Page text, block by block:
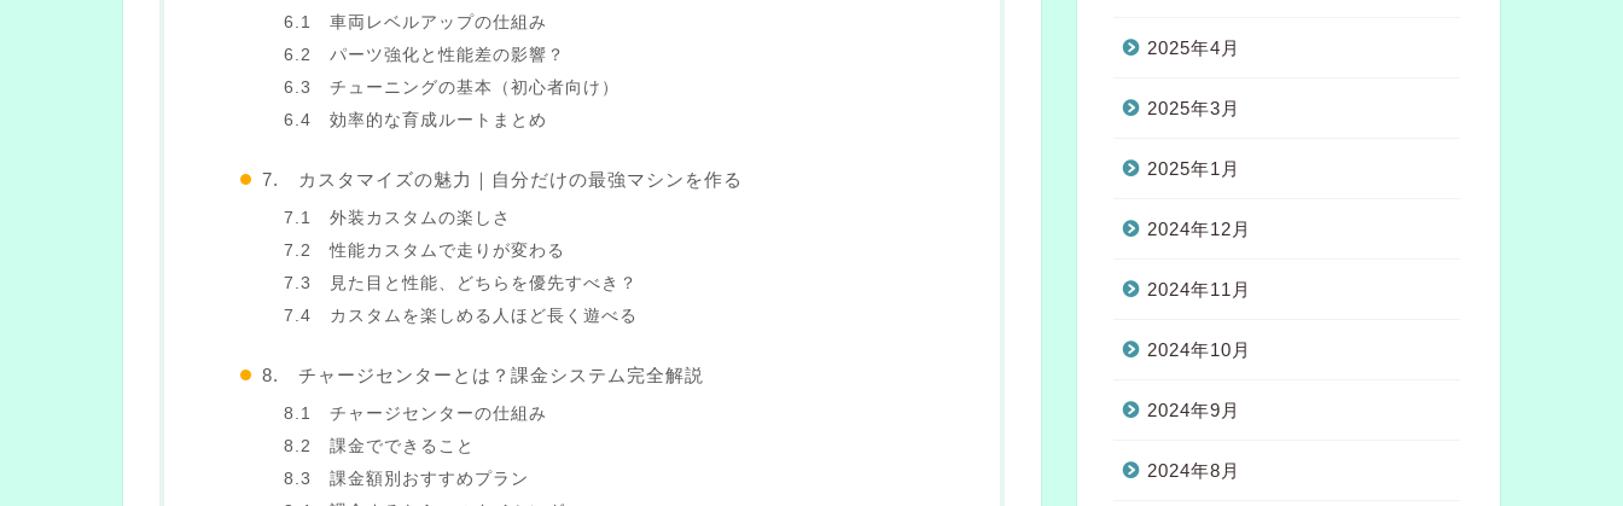
6.1 車両レベルアップの仕組み
6.2 パーツ強化と性能差の影響？
6.3 チューニングの基本（初心者向け）
6.4 効率的な育成ルートまとめ
7. カスタマイズの魅力｜自分だけの最強マシンを作る
7.1 外装カスタムの楽しさ
7.2 性能カスタムで走りが変わる
7.3 見た目と性能、どちらを優先すべき？
7.4 カスタムを楽しめる人ほど長く遊べる
8. チャージセンターとは？課金システム完全解説
8.1 チャージセンターの仕組み
8.2 課金でできること
8.3 課金額別おすすめプラン
2025年4月
2025年3月
2025年1月
2024年12月
2024年11月
2024年10月
2024年9月
2024年8月